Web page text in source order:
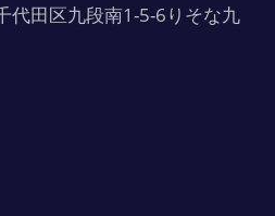
代田区九段南1-5-6りそな九